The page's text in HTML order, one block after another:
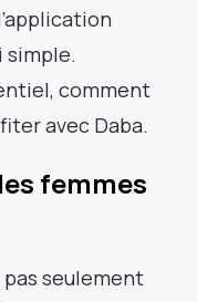
simple.
comment
avec Daba.
femmes
seulement